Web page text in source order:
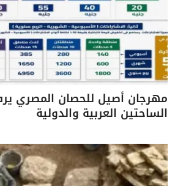
مهرجان أصيل للحصان المصري
الساحتين العربية والدولية